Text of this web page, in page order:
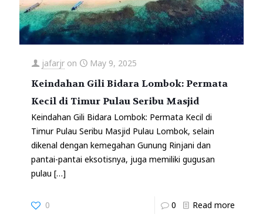
jafarjr on May 9, 2025
Keindahan Gili Bidara Lombok: Permata
Kecil di Timur Pulau Seribu Masjid
Keindahan Gili Bidara Lombok: Permata Kecil di
Timur Pulau Seribu Masjid Pulau Lombok, selain
dikenal dengan kemegahan Gunung Rinjani dan
pantai-pantai eksotisnya, juga memiliki gugusan
pulau […]
0 0 Read more